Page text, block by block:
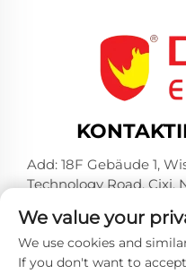
Add: 18F Gebäude 1,
Technology Road, Cixi,
Tel.: +86-574-23660321
E-Mail:[email
We value your
We use cookies and
If you don't want to